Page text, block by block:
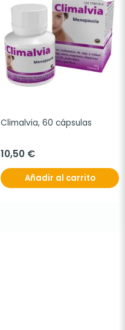
Climalvia, 60 cápsulas
10,50 €
Añadir al carrito